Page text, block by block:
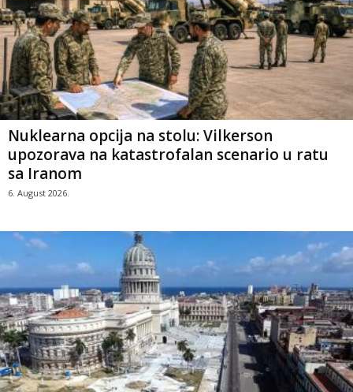
Nuklearna opcija na stolu: Vilkerson
upozorava na katastrofalan scenario u ratu
sa Iranom
6. August 2026.